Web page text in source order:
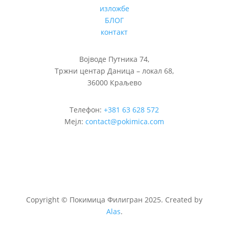
изложбе
БЛОГ
контакт
Војводе Путника 74,
Тржни центар Даница – локал 68,
36000 Краљево
Телефон:+381 63 628 572
Мејл:contact@pokimica.com
Copyright© Покимица Филигран 2025. Created by
Alas.